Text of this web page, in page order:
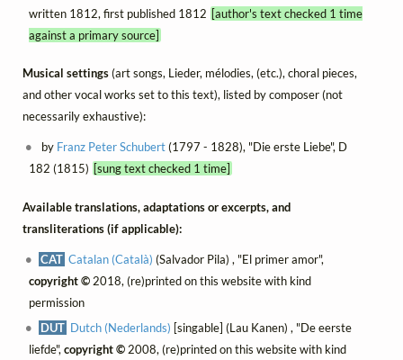
written 1812, first published 1812 [author's text checked 1 time
against a primary source]
Musical settings(art songs, Lieder, mélodies, (etc.), choral pieces,
and other vocal works set to this text), listed by composer (not
necessarily exhaustive):
by Franz Peter Schubert(1797 - 1828), "Die erste Liebe", D
182 (1815) [sung text checked 1 time]
Available translations, adaptations or excerpts, and
transliterations (if applicable):
CAT Catalan (Català) (Salvador Pila) , "El primer amor",
copyright ©2018, (re)printed on this website with kind
permission
DUT Dutch (Nederlands) [singable] (Lau Kanen) , "De eerste
liefde", copyright ©2008, (re)printed on this website with kind